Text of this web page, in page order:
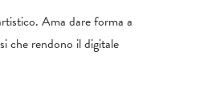
Ama dare forma a
che rendono il digitale